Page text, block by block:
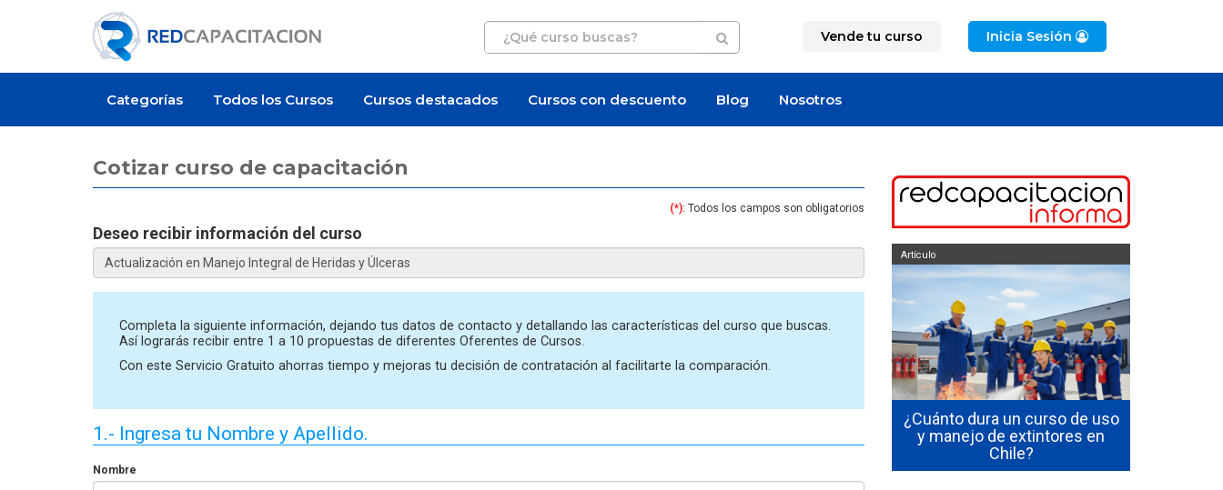
Vende tu curso Inicia Sesión
Categorías Todos los Cursos Cursos destacados Cursos con descuento Blog Nosotros
Cotizar curso de capacitación
(*): Todos los campos son obligatorios
Deseo recibir información del curso
Completa la siguiente información, dejando tus datos de contacto y detallando las características del curso que buscas.
Así lograrás recibir entre 1 a 10 propuestas de diferentes Oferentes de Cursos.
Con este Servicio Gratuito ahorras tiempo y mejoras tu decisión de contratación al facilitarte la comparación.
1.- Ingresa tu Nombre y Apellido.
Nombre
Cómo Formar una Brigada de
Artículo
¿Cuánto dura un curso de uso
y manejo de extintores en
Chile?
Artículo